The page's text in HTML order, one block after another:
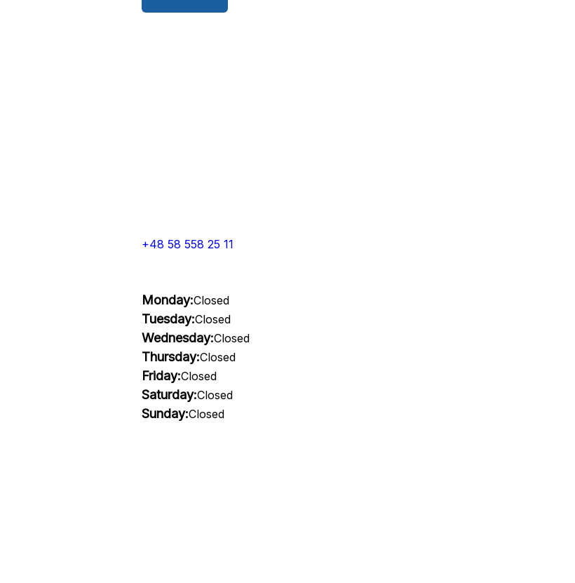
+48 58 558 25 11
Monday:Closed
Tuesday:Closed
Wednesday:Closed
Thursday:Closed
Friday:Closed
Saturday:Closed
Sunday:Closed